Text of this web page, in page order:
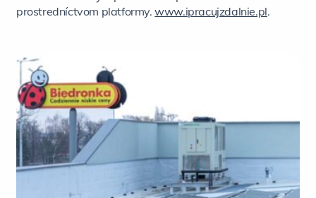
prostredníctvom platformy.www.ipracujzdalnie.pl.